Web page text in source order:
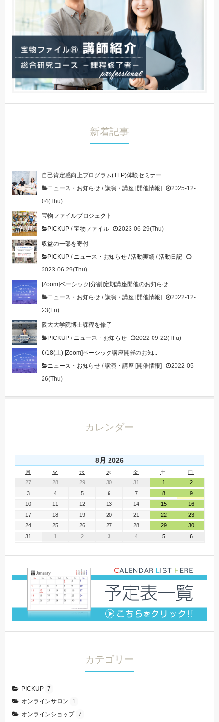
新着記事
自己肯定感向上プログラム(TFP)体験セミナー
ニュース・お知らせ /講演・講座 [開催情報]
2025-12-
04(Thu)
宝物ファイルプロジェクト
PICKUP /宝物ファイル 2023-06-29(Thu)
収益の一部を寄付
PICKUP / ニュース・お知らせ /活動実績 /活動日記
2023-06-29(Thu)
[Zoom]ベーシック[分割]定期講座開催のお知らせ
ニュース・お知らせ /講演・講座 [開催情報]
2022-12-
23(Fri)
阪大大学院博士課程を修了
PICKUP / ニュース・お知らせ 2022-09-22(Thu)
6/18(土) [Zoom]ベーシック講座開催のお知...
ニュース・お知らせ /講演・講座 [開催情報]
2022-05-
26(Thu)
カレンダー
8月 2026
月 火 水 木 金 土
日
27
28 29 30 31 1
2
3
4 5 6 7 8
9
10
11 12 13 14 15
16
17
18 19 20 21 22
23
24
25 26 27 28 29
30
31
1 2 3 4 5 6
カテゴリー
PICKUP 7
オンラインサロン
1
オンラインショップ 7